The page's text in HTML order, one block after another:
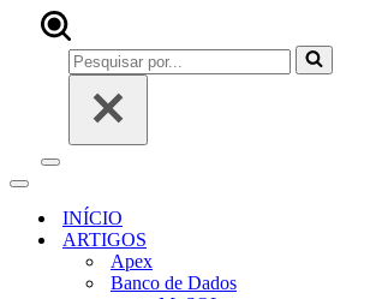
Pesquisar
por...
Menu
navegação
Menu
navegaçãoINÍCIO
ARTIGOS
Apex
Banco de Dados